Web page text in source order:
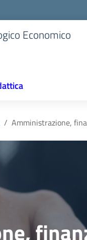
Economico
Amministrazione,